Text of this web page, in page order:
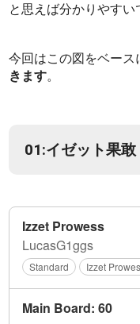
と思えば分かりやすい
今回はこの図をベース
きます。
01:イゼット果敢